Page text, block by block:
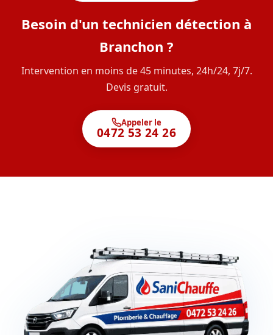
Besoin d'un technicien détection à
Branchon ?
Intervention en moins de 45 minutes, 24h/24, 7j/7.
Devis gratuit.
Appeler le
0472 53 24 26